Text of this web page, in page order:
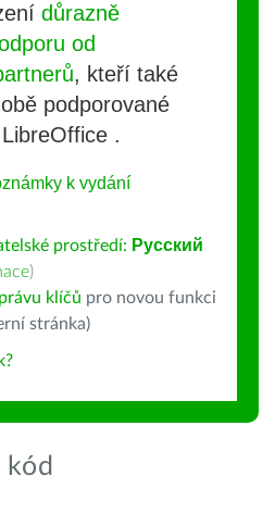
důrazně
od
, kteří také
podporované
.
k vydání
prostředí: Русский
)
klíčů pro novou funkci
stránka)